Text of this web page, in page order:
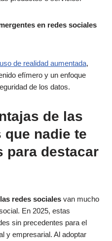
en redes sociales
uso de realidad aumentada,
efímero y un enfoque
de los datos.
de las
que nadie te
para destacar
redes sociales van mucho
En 2025, estas
sin precedentes para el
y empresarial. Al adoptar